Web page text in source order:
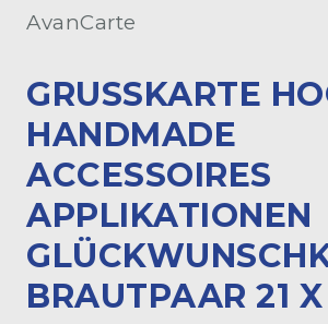
AvanCarte
GRUSSKARTE
ANDMADE A
CCESSOIRES A
PPLIKATIONEN G
RAUTPAAR 21 X